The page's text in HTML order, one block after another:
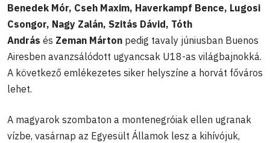
Benedek Mór, Cseh Maxim, Haverkampf Bence, Lugosi
Csongor, Nagy Zalán, Szitás Dávid, Tóth
András és Zeman Márton pedig tavaly júniusban Buenos
Airesben avanzsálódott ugyancsak U18-as világbajnokká.
A következő emlékezetes siker helyszíne a horvát főváros
lehet.
A magyarok szombaton a montenegróiak ellen ugranak
vízbe, vasárnap az Egyesült Államok lesz a kihívójuk,